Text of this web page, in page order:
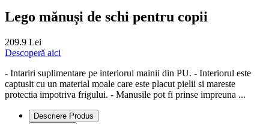
Lego mănuși de schi pentru copii
209.9 Lei
Descoperă aici
- Intariri suplimentare pe interiorul mainii din PU. - Interiorul este
captusit cu un material moale care este placut pielii si mareste
protectia impotriva frigului. - Manusile pot fi prinse impreuna ...
Descriere Produs